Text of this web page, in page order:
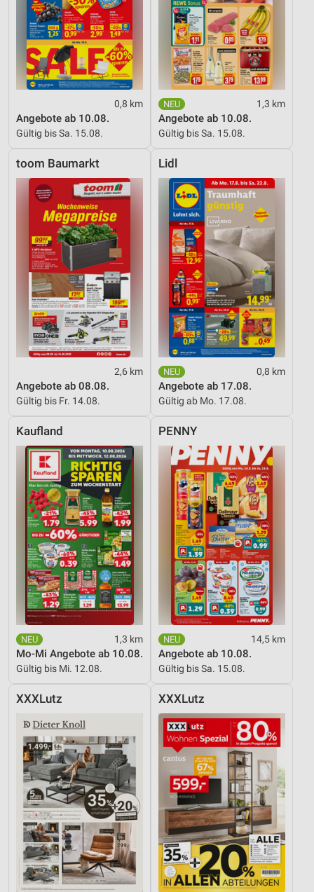
0,8 km
Angebote ab 10.08.
Gültig bis Sa. 15.08.
1,3 km
Angebote ab 10.08.
Gültig bis Sa. 15.08.
toom Baumarkt
2,6 km
Angebote ab 08.08.
Gültig bis Fr. 14.08.
Lidl
0,8 km
Angebote ab 17.08.
Gültig ab Mo. 17.08.
Kaufland
1,3 km
Mo-Mi Angebote ab 10.08.
Gültig bis Mi. 12.08.
PENNY
14,5 km
Angebote ab 10.08.
Gültig bis Sa. 15.08.
XXXLutz XXXLutz